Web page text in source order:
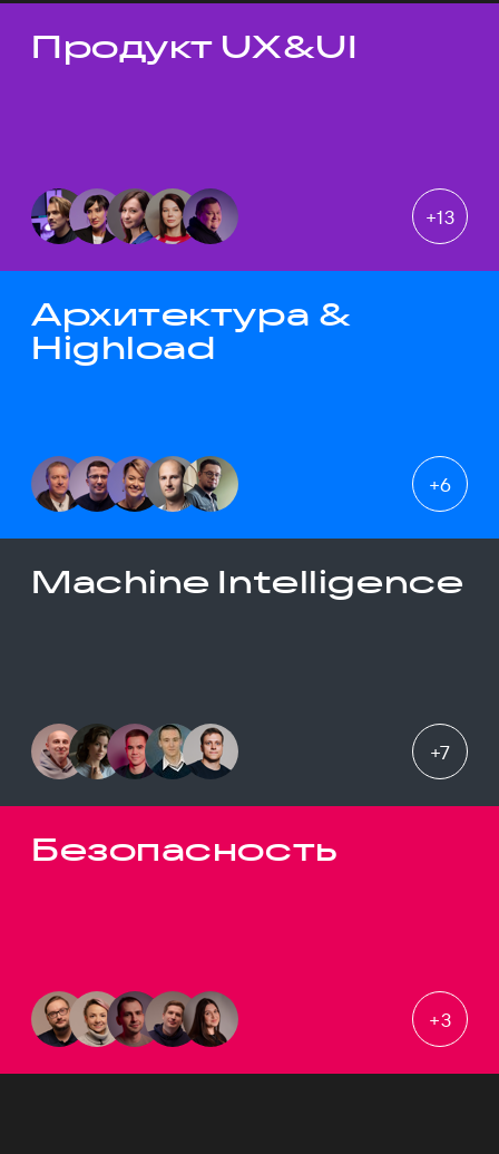
Темы докладов
Продукт UX&UI
+13
Архитектура &
Highload
+6
Machine Intelligence
+7
Безопасность
+3